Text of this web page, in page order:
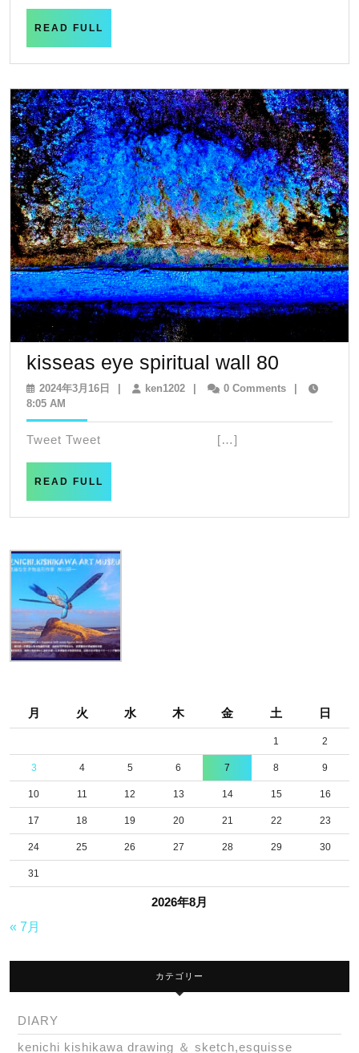
READ FULL
kisseas eye spiritual wall 80
eye
2024年3月16日
2024
日
ken1202ken12020 Comments
8:05 AM
Tweet Tweet […]
READ FULL
2026年8月
月 火 水 木 金 土 日
1 2
3 4 5 6 7 8 9
10 11 12 13 14 15 16
17 18 19 20 21 22 23
24 25 26 27 28 29 30
31
« 7月
カテゴリー
DIARY
kenichi kishikawa drawing ＆ sketch,esquisse